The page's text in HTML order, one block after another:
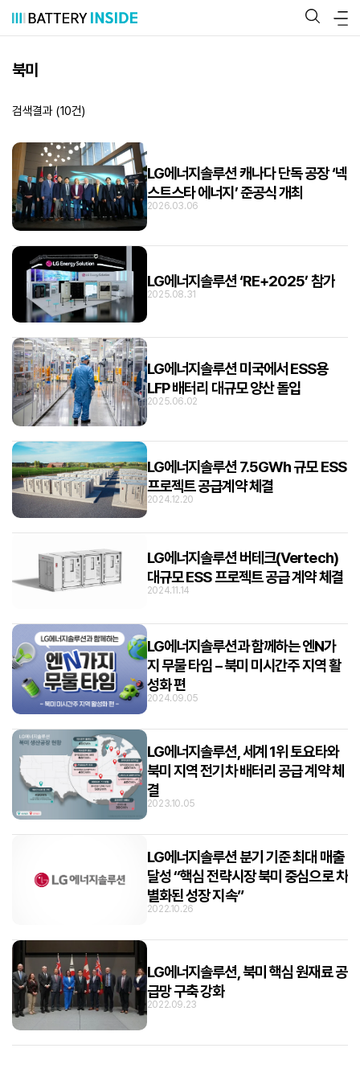
츠
북미
검색결과 (10건)
LG에너지솔루션 캐나다 단독 공장 ‘넥
스트스타 에너지’ 준공식 개최
2026.03.06
LG에너지솔루션 ‘RE+2025’ 참가
2025.08.31
LG에너지솔루션 미국에서 ESS용
LFP 배터리 대규모 양산 돌입
2025.06.02
LG에너지솔루션 7.5GWh 규모 ESS
프로젝트 공급계약 체결
2024.12.20
LG에너지솔루션 버테크(Vertech)
대규모 ESS 프로젝트 공급 계약 체결
2024.11.14
LG에너지솔루션과 함께하는 엔N가
지 무물 타임 – 북미 미시간주 지역 활
성화 편
2024.09.05
LG에너지솔루션, 세계 1위 토요타와
북미 지역 전기차 배터리 공급 계약 체
결
2023.10.05
LG에너지솔루션 분기 기준 최대 매출
달성 “핵심 전략시장 북미 중심으로 차
별화된 성장 지속”
2022.10.26
LG에너지솔루션, 북미 핵심 원재료 공
급망 구축 강화
2022.09.23